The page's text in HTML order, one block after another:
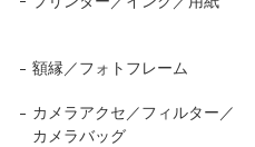
額縁／フォトフレーム
カメラアクセ／フィルター／
カメラバッグ